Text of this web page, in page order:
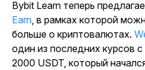
Bybit Learn теперь
Earn , в рамках которой
больше о криптовалютах.
один из последних курсов
2000 USDT, который